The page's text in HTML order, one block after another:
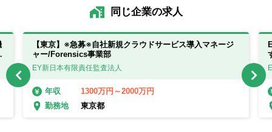
同じ企業の求人
【東京】※急募※自社新規クラウドサービス導入マネージ
ャー/Forensics事業部
EY新日本有限責任監査法人
年収
1300万円～2000万円
勤務地
東京都